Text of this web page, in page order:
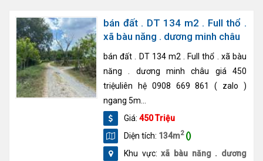
bán đất . DT 134 m2 . Full thổ .
xã bàu năng . dương minh châu
bán đất . DT 134 m2 . Full thổ . xã bàu
năng . dương minh châu giá 450
triệuliên hệ 0908 669 861 ( zalo )
ngang 5m...
Giá: 450 Triệu
Diện tích: 134m2 ()
Khu vực:xã bàu năng . dương